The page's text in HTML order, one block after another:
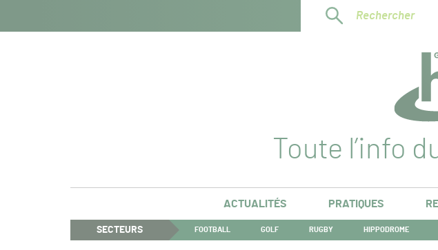
Rechercher
Toute l’info
ACTUALITÉS PRATIQUES
SECTEURS FOOTBALL GOLF RUGBY HIPPODROME